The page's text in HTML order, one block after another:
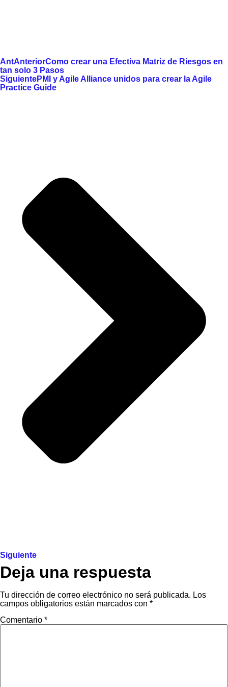
AntAnteriorComo crear una Efectiva Matriz de Riesgos en
tan solo 3 Pasos
SiguientePMI y Agile Alliance unidos para crear la Agile
Practice Guide
Siguiente
Deja una respuesta
Tu dirección de correo electrónico no será publicada. Los
campos obligatorios están marcados con *
Comentario *